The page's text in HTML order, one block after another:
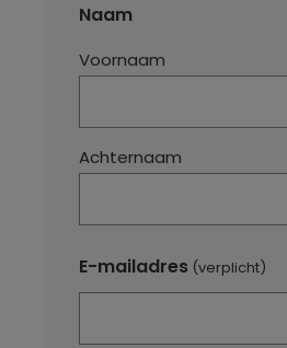
Naam
Voornaam
Achternaam
E-mailadres (verplicht)